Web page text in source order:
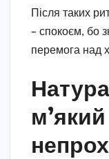
Після таких
– спокоєм, бо
перемога над